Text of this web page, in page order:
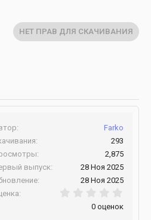
НЕТ ПРАВ ДЛЯ СКАЧИВАНИЯ
Farko
293
2,875
выпуск
28 Ноя 2025
28 Ноя 2025
0 оценок